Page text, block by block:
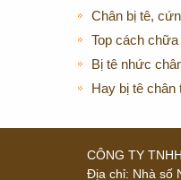
Chân bị tê,
Top cách
Bị tê nhức
Hay bị tê chân
CÔNG TY
Địa chỉ: Nhà số